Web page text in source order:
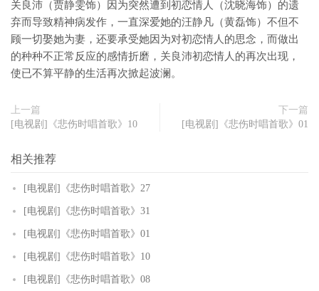
关良沛（贾静雯饰）因为突然遭到初恋情人（沈晓海饰）的遗
弃而导致精神病发作，一直深爱她的汪静凡（黄磊饰）不但不
顾一切娶她为妻，还要承受她因为对初恋情人的思念，而做出
的种种不正常反应的感情折磨，关良沛初恋情人的再次出现，
使已不算平静的生活再次掀起波澜。
上一篇
[电视剧]《悲伤时唱首歌》10
下一篇
[电视剧]《悲伤时唱首歌》01
相关推荐
[电视剧]《悲伤时唱首歌》27
[电视剧]《悲伤时唱首歌》31
[电视剧]《悲伤时唱首歌》01
[电视剧]《悲伤时唱首歌》10
[电视剧]《悲伤时唱首歌》08